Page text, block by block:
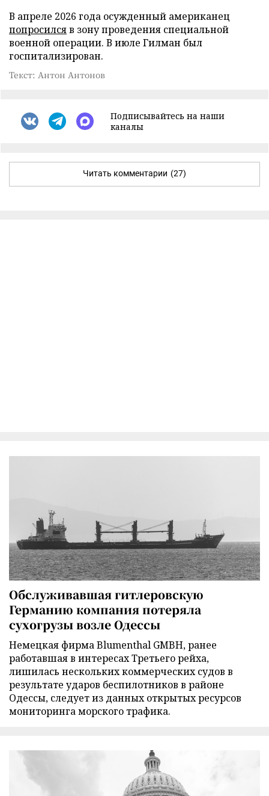
В апреле 2026 года осужденный американец
попросилсяв зону проведения специальной
военной операции. В июле Гилман был
госпитализирован.
Текст: Антон Антонов
Подписывайтесь на наши
каналы
Читать комментарии (27)
Обслуживавшая гитлеровскую
Германию компания потеряла
сухогрузы возле Одессы
Немецкая фирма Blumenthal GMBH, ранее
работавшая в интересах Третьего рейха,
лишилась нескольких коммерческих судов в
результате ударов беспилотников в районе
Одессы, следует из данных открытых ресурсов
мониторинга морского трафика.